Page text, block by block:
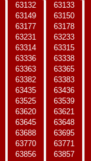
63132 63133
63149 63150
63177 63178
63231 63233
63314 63315
63336 63338
63363 63365
63382 63383
63435 63436
63525 63539
63620 63621
63645 63648
63688 63695
63770 63771
63856 63857